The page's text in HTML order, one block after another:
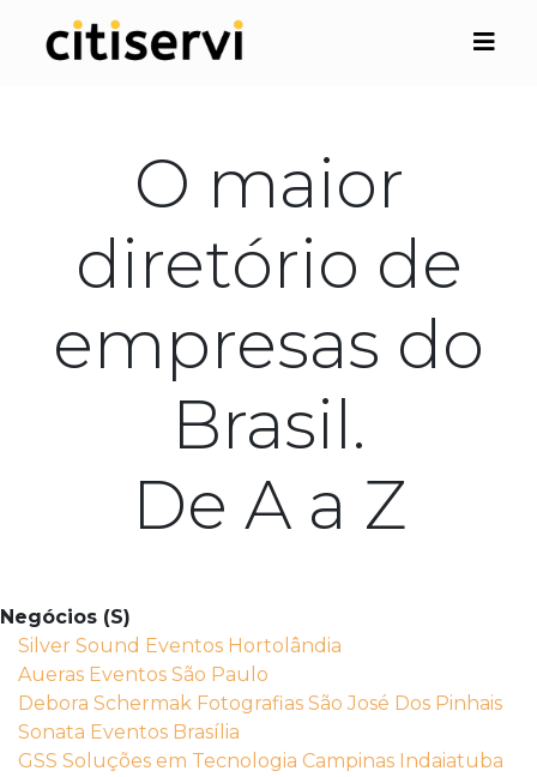
O maior
diretório de
empresas do
Brasil.
De A a Z
Negócios (S)
Silver Sound Eventos Hortolândia
Aueras Eventos São Paulo
Debora Schermak Fotografias São José Dos Pinhais
Sonata Eventos Brasília
GSS Soluções em Tecnologia Campinas Indaiatuba